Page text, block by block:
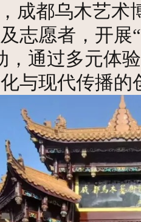
成都乌木艺术
志愿者，开展“
，通过多元体
与现代传播的